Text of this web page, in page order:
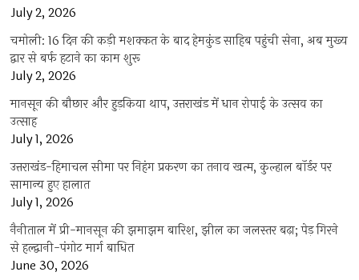
July 2, 2026
चमोली: 16 दिन की कड़ी मशक्कत के बाद हेमकुंड साहिब पहुंची सेना, अब मुख्य
द्वार से बर्फ हटाने का काम शुरू
July 2, 2026
मानसून की बौछार और हुड़किया थाप, उत्तराखंड में धान रोपाई के उत्सव का
उत्साह
July 1, 2026
उत्तराखंड-हिमाचल सीमा पर निहंग प्रकरण का तनाव खत्म, कुल्हाल बॉर्डर पर
सामान्य हुए हालात
July 1, 2026
नैनीताल में प्री-मानसून की झमाझम बारिश, झील का जलस्तर बढ़ा; पेड़ गिरने
से हल्द्वानी-पंगोट मार्ग बाधित
June 30, 2026